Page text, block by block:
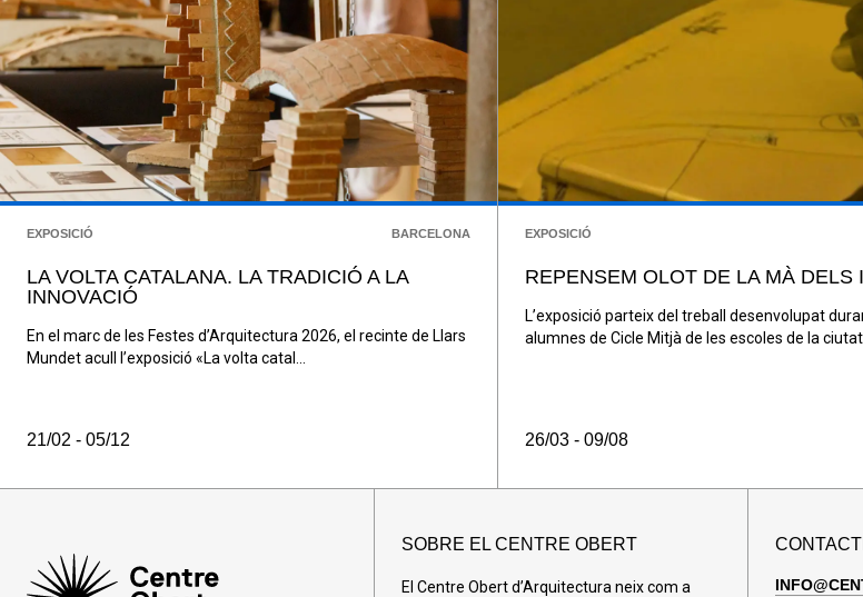
EXPOSICIÓ BARCELONA
LA VOLTA CATALANA. LA TRADICIÓ A LA
INNOVACIÓ
En el marc de les Festes d’Arquitectura 2026, el recinte de Llars
Mundet acull l’exposició «La volta catal...
21/02 - 05/12
EXPOSICIÓ
REPENSEM OLOT DE LA MÀ DELS
L’exposició parteix del treball desenvolupat
alumnes de Cicle Mitjà de les escoles de la ciutat
26/03 - 09/08
SOBRE EL CENTRE OBERT
El Centre Obert d’Arquitectura neix com a